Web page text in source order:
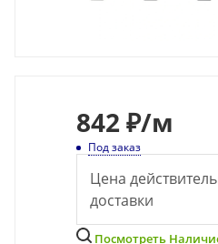
842 ₽/м
Под заказ
Цена
доставки
Посмотреть